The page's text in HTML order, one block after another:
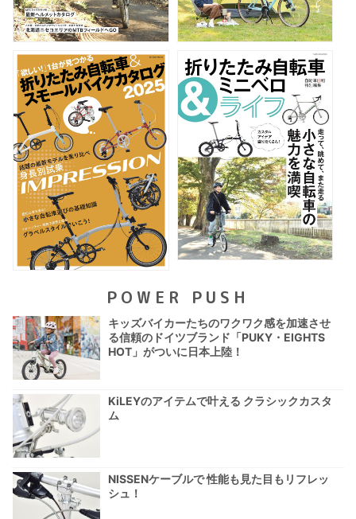
POWER PUSH
キッズバイカーたちのワクワク感を加速させ
る信頼のドイツブランド「PUKY・EIGHTS
HOT」がついに日本上陸！
KiLEYのアイテムで叶える クラシックカスタ
ム
NISSENケーブルで 性能も見た目もリフレッ
シュ！